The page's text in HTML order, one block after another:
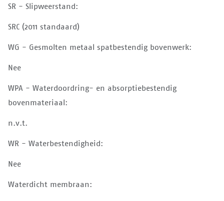
SR - Slipweerstand:
SRC (2011 standaard)
WG - Gesmolten metaal spatbestendig bovenwerk:
Nee
WPA - Waterdoordring- en absorptiebestendig
bovenmateriaal:
n.v.t.
WR - Waterbestendigheid:
Nee
Waterdicht membraan: